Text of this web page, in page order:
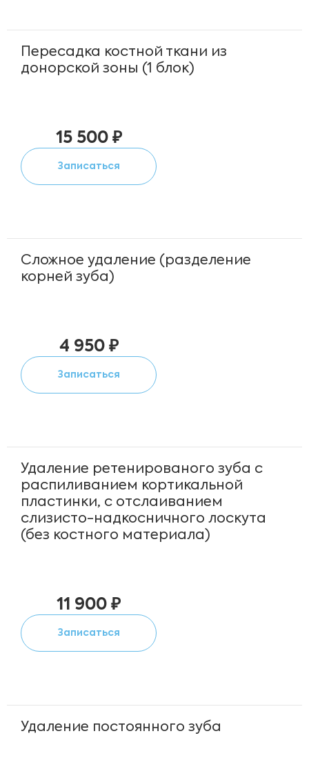
Пересадка костной ткани из
донорской зоны (1 блок)
15 500 ₽
Записаться
Сложное удаление (разделение
корней зуба)
4 950 ₽
Записаться
Удаление ретенированого зуба с
распиливанием кортикальной
пластинки, с отслаиванием
слизисто-надкосничного лоскута
(без костного материала)
11 900 ₽
Записаться
Удаление постоянного зуба